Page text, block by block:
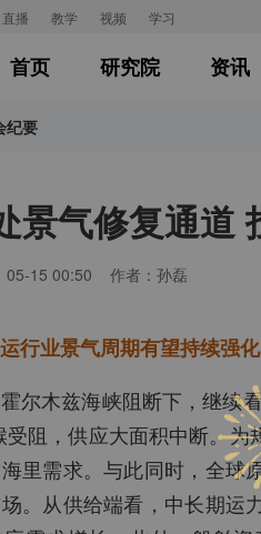
直播 教学 视频 学习
首页 研究院 资讯
纪要
景气修复通道
05-15 00:50 作者：孙磊
行业景气周期有望持续强化
尔木兹海峡阻断下，继续
受阻，供应大面积中断。
里需求。与此同时，全球
。从供给端看，中长期运